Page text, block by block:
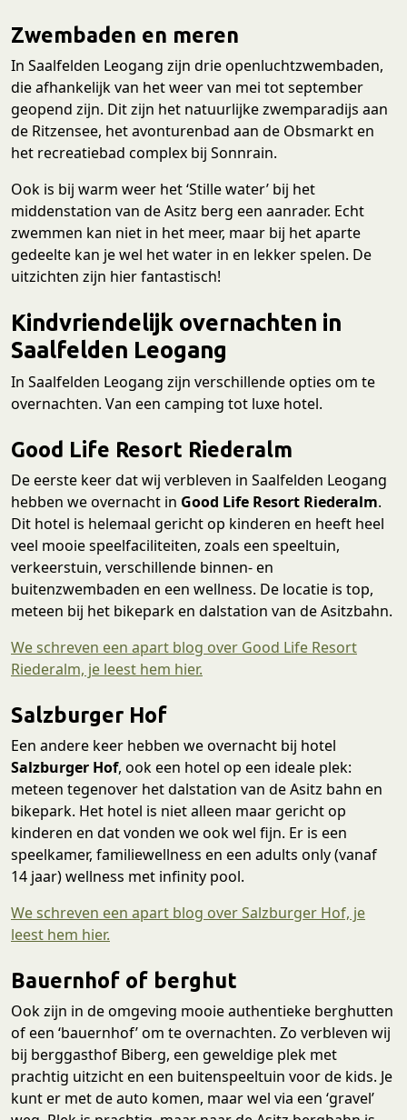
Zwembaden en meren
In Saalfelden Leogang zijn drie openluchtzwembaden,
die afhankelijk van het weer van mei tot september
geopend zijn. Dit zijn het natuurlijke zwemparadijs aan
de Ritzensee, het avonturenbad aan de Obsmarkt en
het recreatiebad complex bij Sonnrain.
Ook is bij warm weer het ‘Stille water’ bij het
middenstation van de Asitz berg een aanrader. Echt
zwemmen kan niet in het meer, maar bij het aparte
gedeelte kan je wel het water in en lekker spelen. De
uitzichten zijn hier fantastisch!
Kindvriendelijk overnachten in
Saalfelden Leogang
In Saalfelden Leogang zijn verschillende opties om te
overnachten. Van een camping tot luxe hotel.
Good Life Resort Riederalm
De eerste keer dat wij verbleven in Saalfelden Leogang
hebben we overnacht in Good Life Resort Riederalm.
Dit hotel is helemaal gericht op kinderen en heeft heel
veel mooie speelfaciliteiten, zoals een speeltuin,
verkeerstuin, verschillende binnen- en
buitenzwembaden en een wellness. De locatie is top,
meteen bij het bikepark en dalstation van de Asitzbahn.
We schreven een apart blog over Good Life Resort
Riederalm, je leest hem hier.
Salzburger Hof
Een andere keer hebben we overnacht bij hotel
Salzburger Hof, ook een hotel op een ideale plek:
meteen tegenover het dalstation van de Asitz bahn en
bikepark. Het hotel is niet alleen maar gericht op
kinderen en dat vonden we ook wel fijn. Er is een
speelkamer, familiewellness en een adults only (vanaf
14 jaar) wellness met infinity pool.
We schreven een apart blog over Salzburger Hof, je
leest hem hier.
Bauernhof of berghut
Ook zijn in de omgeving mooie authentieke berghutten
of een ‘bauernhof’ om te overnachten. Zo verbleven wij
bij berggasthof Biberg, een geweldige plek met
prachtig uitzicht en een buitenspeeltuin voor de kids. Je
kunt er met de auto komen, maar wel via een ‘gravel’